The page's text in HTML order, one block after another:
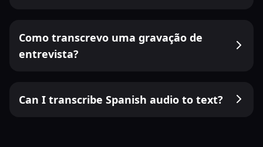
Como transcrevo uma gravação de
entrevista?
Can I transcribe Spanish audio to text?